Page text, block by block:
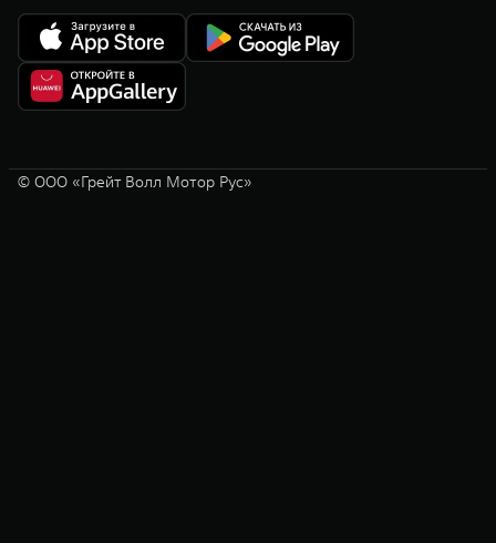
© ООО «Грейт Волл Мотор Рус»